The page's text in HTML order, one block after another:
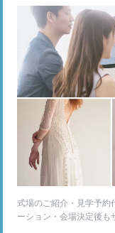
式場のご紹介・見学予約
ーション・会場決定後も